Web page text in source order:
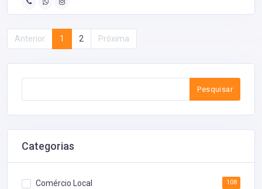
Anterior 1 2 Próxima
Pesquisar
Categorias
Comércio Local 108